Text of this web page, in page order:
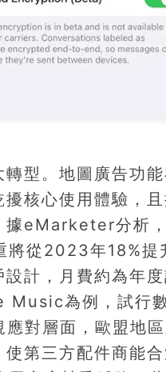
型。地圖廣告功
核心使用體驗，
據eMarketer分析
將從2023年18%
計，月費約為年
為例，試行
對層面，歐盟地
第三方配件商能